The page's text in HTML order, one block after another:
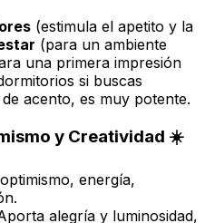
(estimula el apetito y la
(para un ambiente
una primera impresión
si buscas
acento, es muy potente.
y Creatividad ☀️
energía,
alegría y luminosidad,